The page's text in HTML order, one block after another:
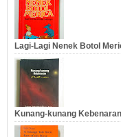
Lagi-Lagi Nenek Botol
Kunang-kunang